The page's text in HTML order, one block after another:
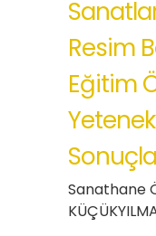
Resim
Eğitim
Sanathane